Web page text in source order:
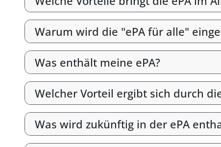
Warum wird die "ePA für alle"
Was enthält meine ePA?
Welcher Vorteil ergibt sich durch
Was wird zukünftig in der ePA